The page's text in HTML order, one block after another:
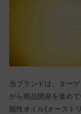
当ブランドは、ター
がら商品開発を進め
能性オイル[オースト